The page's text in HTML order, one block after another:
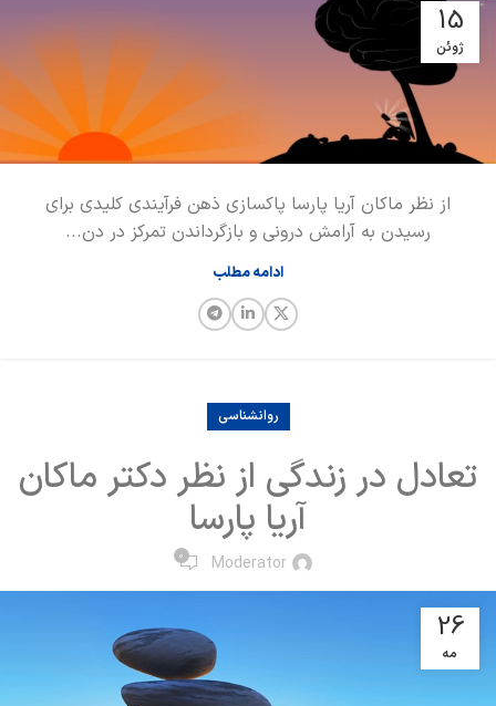
15
ژوئن
از نظر ماکان آریا پارسا پاکسازی ذهن فرآیندی کلیدی برای
رسیدن به آرامش درونی و بازگرداندن تمرکز در دن...
ادامه مطلب
روانشناسی
تعادل در زندگی از نظر دکتر ماکان
آریا پارسا
Moderator
0
26
مه